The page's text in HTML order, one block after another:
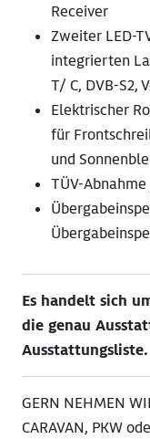
Receiver
Zweiter LED-
integrierten
T/ C, DVB-S2,
Elektrischer
für
und
TÜV-
Es handelt sich
die genau
Ausstattungsliste.
GERN NEHMEN
CARAVAN, PKW